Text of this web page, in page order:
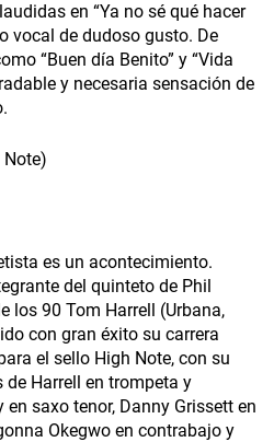
en “Ya no sé qué hacer
vocal de dudoso gusto. De
“Buen día Benito” y “Vida
y necesaria sensación de
Note)
es un acontecimiento.
del quinteto de Phil
los 90 Tom Harrell (Urbana,
con gran éxito su carrera
el sello High Note, con su
Harrell en trompeta y
saxo tenor, Danny Grissett en
Okegwo en contrabajo y